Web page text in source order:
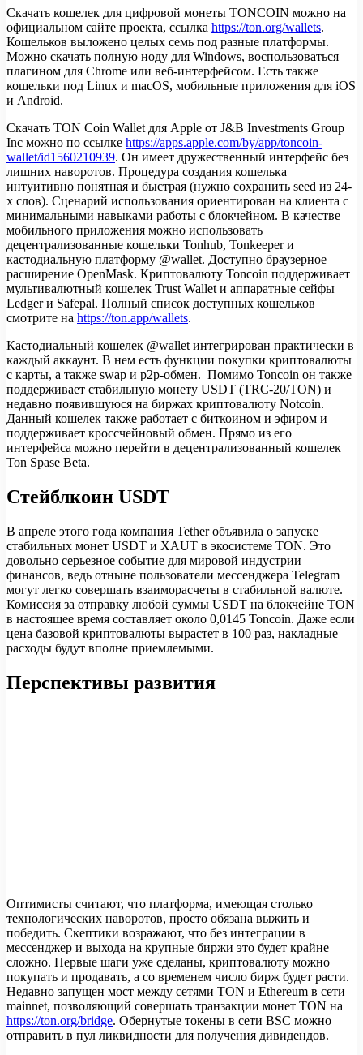
Скачать кошелек для цифровой монеты TONCOIN можно на
официальном сайте проекта, ссылка https://ton.org/wallets.
Кошельков выложено целых семь под разные платформы.
Можно скачать полную ноду для Windows, воспользоваться
плагином для Сhrome или веб-интерфейсом. Есть также
кошельки под Linux и macOS, мобильные приложения для iOS
и Android.
Скачать TON Coin Wallet для Apple от J&B Investments Group
Inc можно по ссылке https://apps.apple.com/by/app/toncoin-
wallet/id1560210939. Он имеет дружественный интерфейс без
лишних наворотов. Процедура создания кошелька
интуитивно понятная и быстрая (нужно сохранить seed из 24-
х слов). Сценарий использования ориентирован на клиента с
минимальными навыками работы с блокчейном. В качестве
мобильного приложения можно использовать
децентрализованные кошельки Tonhub, Tonkeeper и
кастодиальную платформу @wallet. Доступно браузерное
расширение OpenMask. Криптовалюту Toncoin поддерживает
мультивалютный кошелек Trust Wallet и аппаратные сейфы
Ledger и Safepal. Полный список доступных кошельков
смотрите на https://ton.app/wallets.
Кастодиальный кошелек @wallet интегрирован практически в
каждый аккаунт. В нем есть функции покупки криптовалюты
с карты, а также swap и p2p-обмен. Помимо Toncoin он также
поддерживает стабильную монету USDT (TRC-20/TON) и
недавно появившуюся на биржах криптовалюту Notcoin.
Данный кошелек также работает с биткоином и эфиром и
поддерживает кроссчейновый обмен. Прямо из его
интерфейса можно перейти в децентрализованный кошелек
Ton Spase Beta.
Стейблкоин USDT
В апреле этого года компания Tether объявила о запуске
стабильных монет USDT и XAUT в экосистеме TON. Это
довольно серьезное событие для мировой индустрии
финансов, ведь отныне пользователи мессенджера Telegram
могут легко совершать взаиморасчеты в стабильной валюте.
Комиссия за отправку любой суммы USDT на блокчейне TON
в настоящее время составляет около 0,0145 Toncoin. Даже если
цена базовой криптовалюты вырастет в 100 раз, накладные
расходы будут вполне приемлемыми.
Перспективы развития
Оптимисты считают, что платформа, имеющая столько
технологических наворотов, просто обязана выжить и
победить. Скептики возражают, что без интеграции в
мессенджер и выхода на крупные биржи это будет крайне
сложно. Первые шаги уже сделаны, криптовалюту можно
покупать и продавать, а со временем число бирж будет расти.
Недавно запущен мост между сетями TON и Ethereum в сети
mainnet, позволяющий совершать транзакции монет TON на
https://ton.org/bridge. Обернутые токены в сети BSC можно
отправить в пул ликвидности для получения дивидендов.